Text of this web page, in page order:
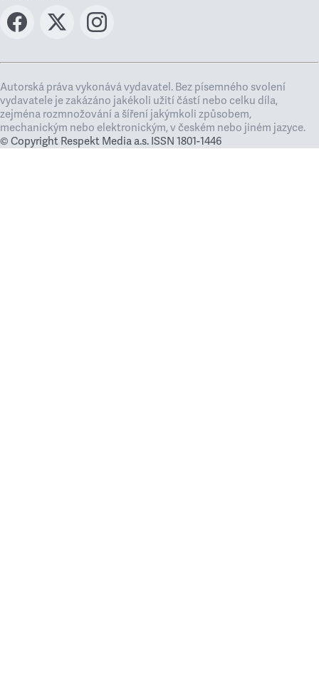
Autorská práva vykonává vydavatel. Bez písemného svolení
vydavatele je zakázáno jakékoli užití částí nebo celku díla,
zejména rozmnožování a šíření jakýmkoli způsobem,
mechanickým nebo elektronickým, v českém nebo jiném jazyce.
© Copyright Respekt Media a.s. ISSN 1801-1446